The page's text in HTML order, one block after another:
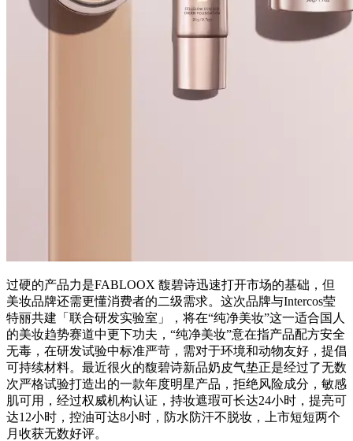
过硬的产品力是FABLOOX 馥碧诗迅速打开市场的基础，但
美妆品牌还需更懂消费者的二级需求。这次品牌与Intercos莹
特丽共建「联合研发实验室」，将在“纯净美妆”这一适合国人
的美妆趋势赛道中更下功夫，“纯净美妆”意在指产品配方安全
无毒，在研发试验中标准严苛，需对于环境和动物友好，提倡
可持续材料。最近很火的馥碧诗新品奶皮气垫正是经过了无数
次严格试验打造出的一款年度明星产品，拒绝风险成分，敏感
肌可用，经过权威机构认证，持妆遮瑕可长达24小时，提亮可
达12小时，控油可达8小时，防水防汗不脱妆，上市短短两个
月收获无数好评。